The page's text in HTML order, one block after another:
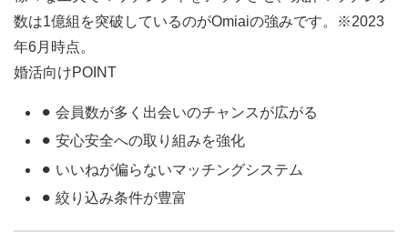
数は1億組を突破しているのがOmiaiの強みです。※2023
年6月時点。
婚活向けPOINT
⚫︎ 会員数が多く出会いのチャンスが広がる
⚫︎ 安心安全への取り組みを強化
⚫︎ いいねが偏らないマッチングシステム
⚫︎ 絞り込み条件が豊富